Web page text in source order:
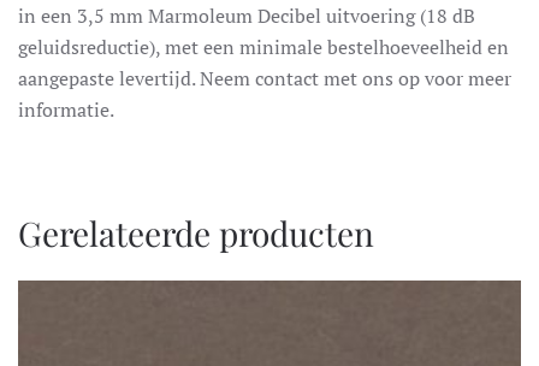
in een 3,5 mm Marmoleum Decibel uitvoering (18 dB
geluidsreductie), met een minimale bestelhoeveelheid en
aangepaste levertijd. Neem contact met ons op voor meer
informatie.
Gerelateerde producten